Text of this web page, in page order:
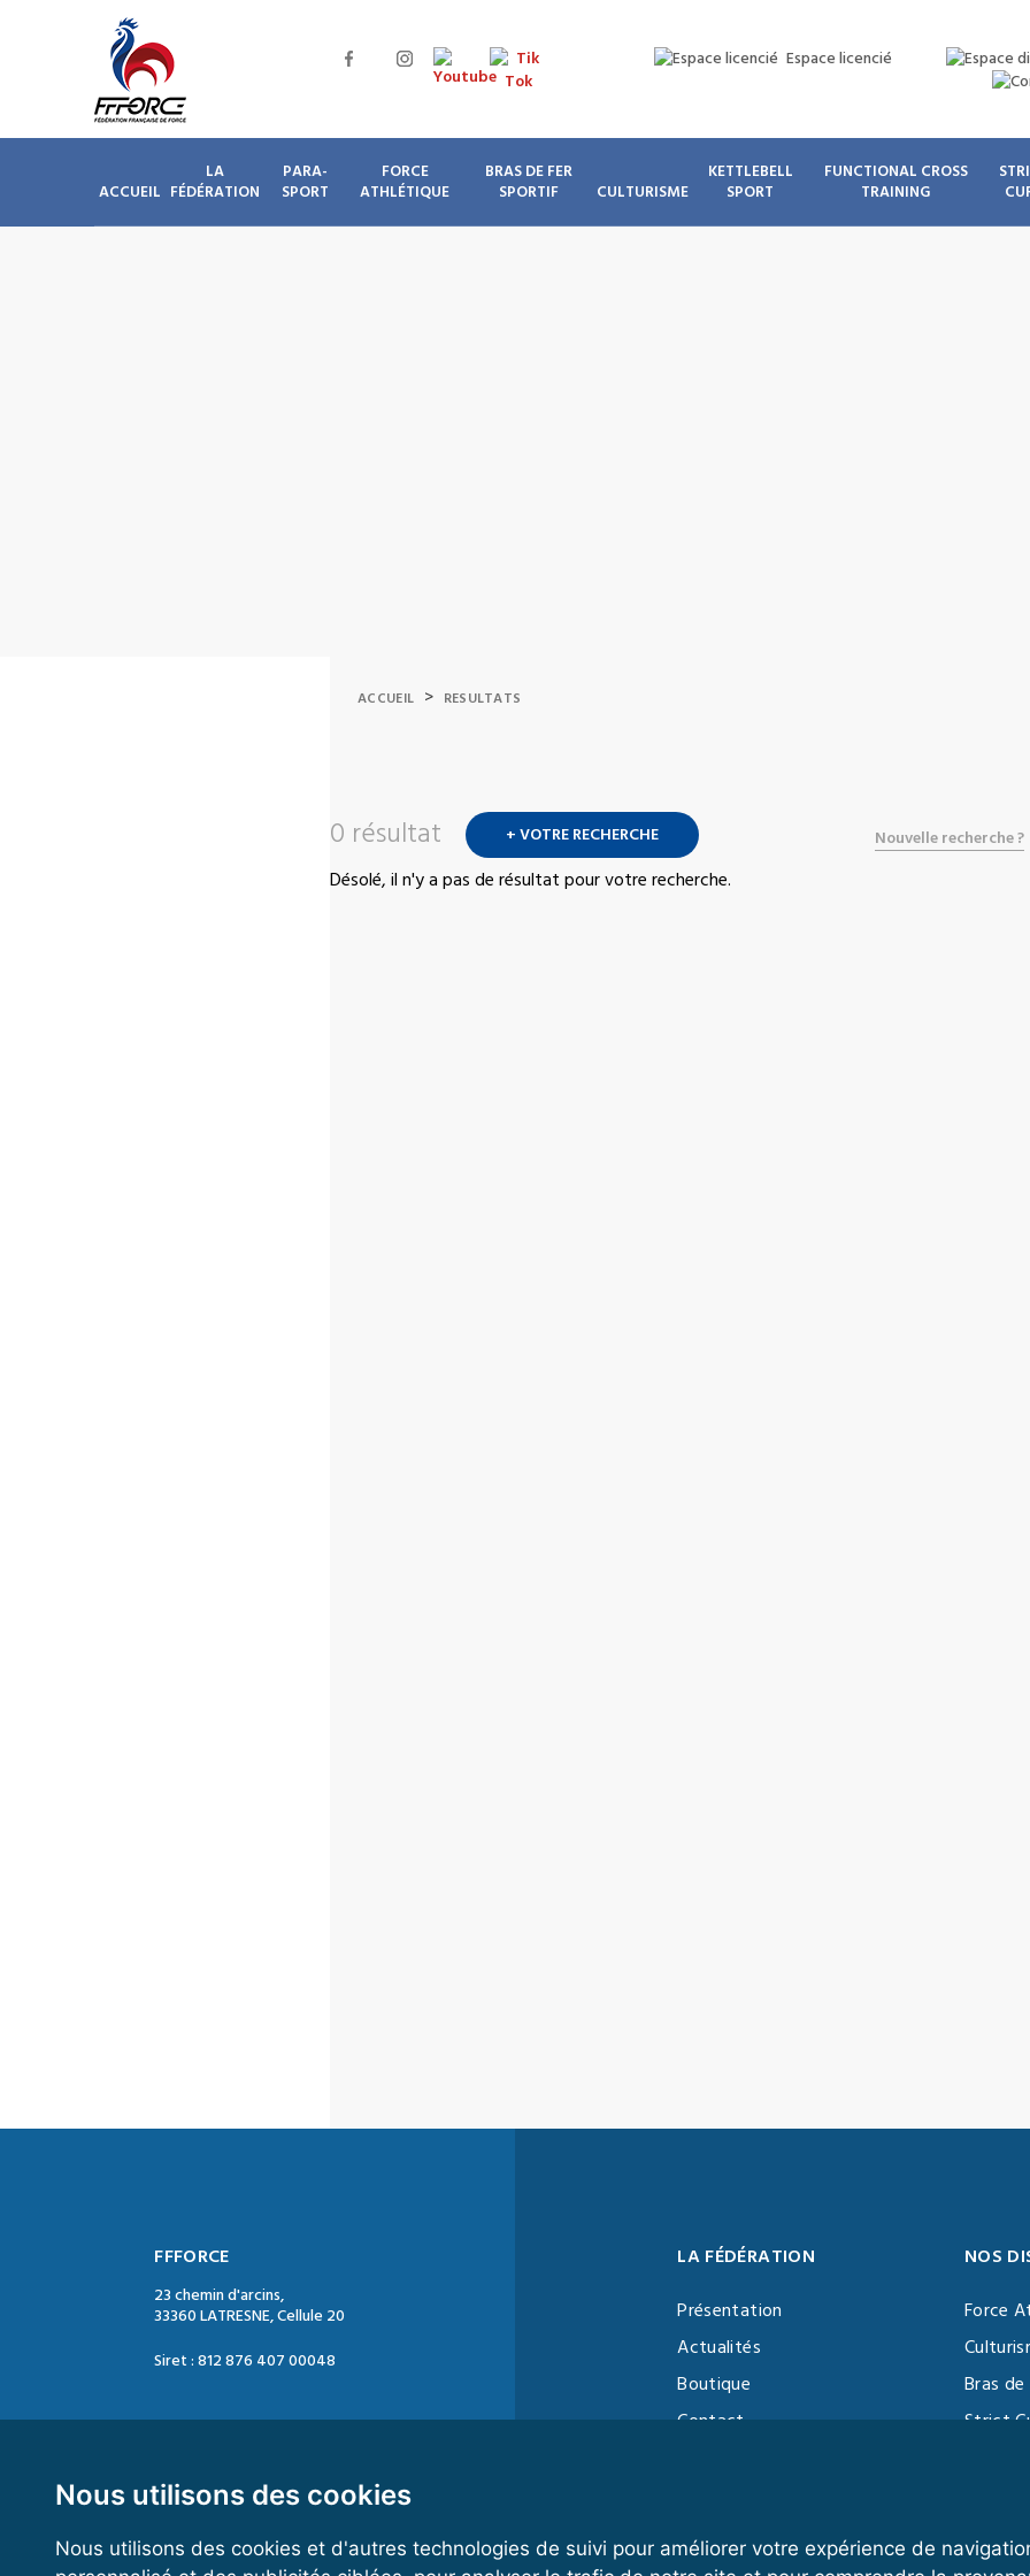
Nous utilisons des cookies
Nous utilisons des cookies et d'autres technologies de suivi pour améliorer votre expérience de
Espace licencié
ACCUEIL
LA
FÉDÉRATION
PARA-
SPORT
FORCE
ATHLÉTIQUE
BRAS DE FER
SPORTIF
CULTURISME
KETTLEBELL
SPORT
FUNCTIONAL CROSS
TRAINING
ACCUEIL > RESULTATS
0 résultat + VOTRE RECHERCHE Nouvelle recherche ?
Désolé, il n'y a pas de résultat pour votre recherche.
FFFORCE
23 chemin d'arcins,
33360 LATRESNE, Cellule 20
Siret : 812 876 407 00048
Mail : contact@ffforce.fr
Horaires d’ouverture :
LA FÉDÉRATION
Présentation
Actualités
Boutique
Contact
NOS
Force
Bras
Strict